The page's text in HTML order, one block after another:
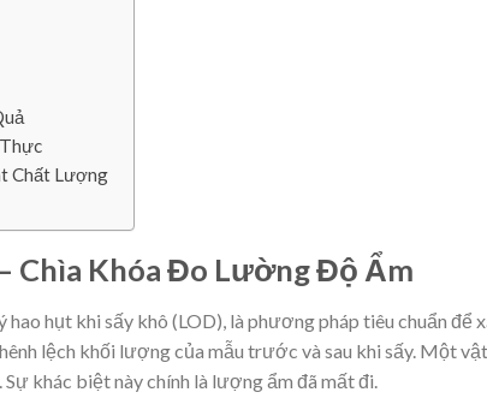
Chất Lượng
Chìa Khóa Đo Lường Độ Ẩm
hụt khi sấy khô (LOD), là phương pháp tiêu chuẩn để
lệch khối lượng của mẫu trước và sau khi sấy. Một vật
khác biệt này chính là lượng ẩm đã mất đi.